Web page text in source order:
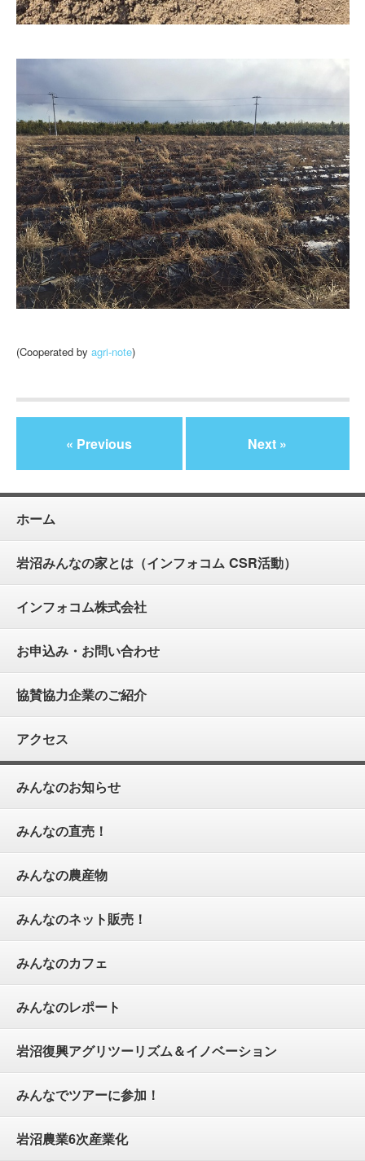
(Cooperated by agri-note)
« Previous Next »
ホーム
岩沼みんなの家とは（インフォコム CSR活動）
インフォコム株式会社
お申込み・お問い合わせ
協賛協力企業のご紹介
アクセス
みんなのお知らせ
みんなの直売！
みんなの農産物
みんなのネット販売！
みんなのカフェ
みんなのレポート
岩沼復興アグリツーリズム＆イノベーション
みんなでツアーに参加！
岩沼農業6次産業化